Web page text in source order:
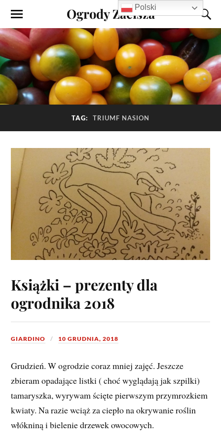
Ogrody Zacisza
TAG: TRIUMF NASION
Książki – prezenty dla
ogrodnika 2018
GIARDINO 10 GRUDNIA, 2018
Grudzień. W ogrodzie coraz mniej zajęć. Jeszcze
zbieram opadające listki ( choć wyglądają jak szpilki)
tamaryszka, wyrywam ścięte pierwszym przymrozkiem
kwiaty. Na razie wciąż za ciepło na okrywanie roślin
włókniną i bielenie drzewek owocowych.
Polski